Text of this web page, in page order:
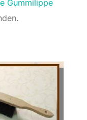
Gummilippe